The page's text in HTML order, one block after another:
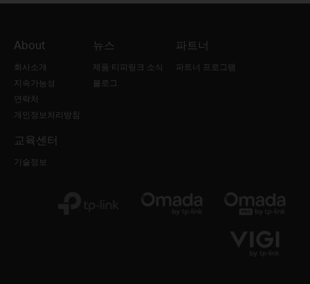
About
회사소개
지속가능성
연락처
개인정보처리방침
뉴스
제품·티피링크 소식
블로그
파트너
파트너 프로그램
교육센터
기술정보